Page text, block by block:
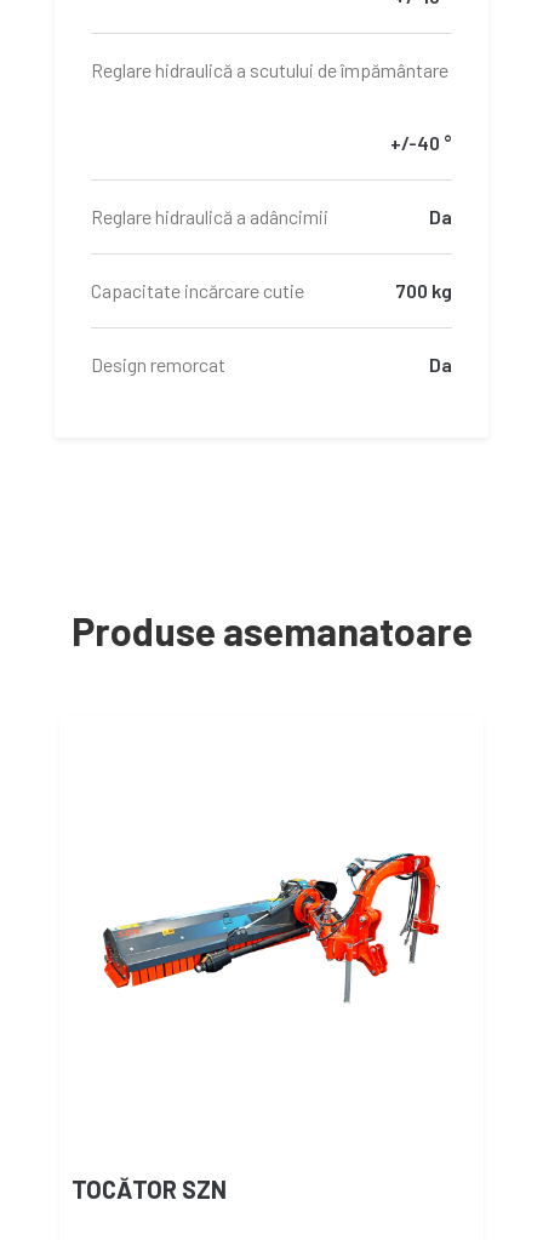
Reglare hidraulică a scutului de împământare
+/-40 °
Reglare hidraulică a adâncimii Da
Capacitate incărcare cutie 700 kg
Design remorcat Da
Produse asemanatoare
TOCĂTOR SZN